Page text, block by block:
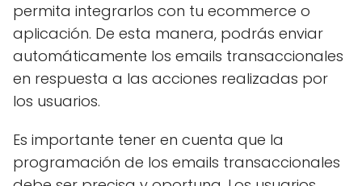
permita integrarlos con tu ecommerce o
aplicación. De esta manera, podrás enviar
automáticamente los emails transaccionales
en respuesta a las acciones realizadas por
los usuarios.
Es importante tener en cuenta que la
programación de los emails transaccionales